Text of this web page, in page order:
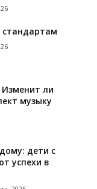
ли
музыку
дети с
успехи в